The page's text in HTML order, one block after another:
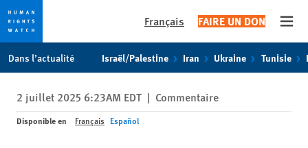
to
privacy
notice
to
content
Français FAIRE UN DON
Dans l’actualité Israël/Palestine Iran Ukraine Tunisie
2 juillet 2025 6:23AM EDT | Commentaire
Disponible en Français Español